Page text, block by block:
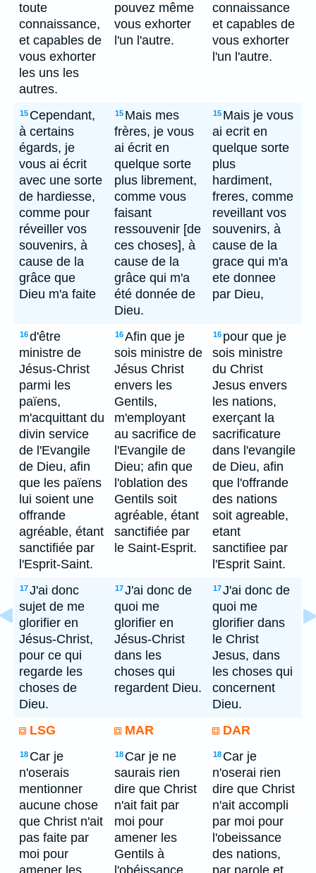
toute
connaissance,
et capables de
vous exhorter
les uns les
autres.
pouvez même
vous exhorter
l'un l'autre.
connaissance
et capables de
vous exhorter
l'un l'autre.
15 Cependant,
à certains
égards, je
vous ai écrit
avec une sorte
de hardiesse,
comme pour
réveiller vos
souvenirs, à
cause de la
grâce que
Dieu m'a faite
15 Mais mes
frères, je vous
ai écrit en
quelque sorte
plus librement,
comme vous
faisant
ressouvenir [de
ces choses], à
cause de la
grâce qui m'a
été donnée de
Dieu.
15 Mais je vous
ai ecrit en
quelque sorte
plus
hardiment,
freres, comme
reveillant vos
souvenirs, à
cause de la
grace qui m'a
ete donnee
par Dieu,
16d'être
ministre de
Jésus-Christ
parmi les
païens,
m'acquittant du
divin service
de l'Evangile
de Dieu, afin
que les païens
lui soient une
offrande
agréable, étant
sanctifiée par
l'Esprit-Saint.
16Afin que je
sois ministre de
Jésus Christ
envers les
Gentils,
m'employant
au sacrifice de
l'Evangile de
Dieu; afin que
l'oblation des
Gentils soit
agréable, étant
sanctifiée par
le Saint-Esprit.
16 pour que je
sois ministre
du Christ
Jesus envers
les nations,
exerçant la
sacrificature
dans l'evangile
de Dieu, afin
que l'offrande
des nations
soit agreable,
etant
sanctifiee par
l'Esprit Saint.
17J'ai donc
sujet de me
glorifier en
Jésus-Christ,
pour ce qui
regarde les
choses de
Dieu.
17J'ai donc de
quoi me
glorifier en
Jésus-Christ
dans les
choses qui
regardent Dieu.
17J'ai donc de
quoi me
glorifier dans
le Christ
Jesus, dans
les choses qui
concernent
Dieu.
LSG
MAR DAR
18 Car je
n'oserais
mentionner
aucune chose
que Christ n'ait
pas faite par
moi pour
amener les
18 Car je ne
saurais rien
dire que Christ
n'ait fait par
moi pour
amener les
Gentils à
l'obéissance
18 Car je
n'oserai rien
dire que Christ
n'ait accompli
par moi pour
l'obeissance
des nations,
par parole et